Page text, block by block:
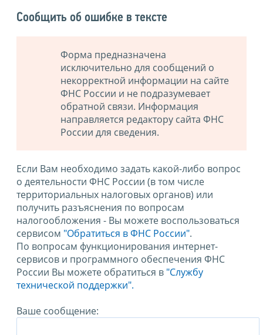
Сообщить об ошибке в тексте
Форма предназначена
исключительно для сообщений о
некорректной информации на сайте
ФНС России и не подразумевает
обратной связи. Информация
направляется редактору сайта ФНС
России для сведения.
Если Вам необходимо задать какой-либо вопрос
о деятельности ФНС России (в том числе
территориальных налоговых органов) или
получить разъяснения по вопросам
налогообложения - Вы можете воспользоваться
сервисом "Обратиться в ФНС России".
По вопросам функционирования интернет-
сервисов и программного обеспечения ФНС
России Вы можете обратиться в "Службу
технической поддержки".
Ваше сообщение: